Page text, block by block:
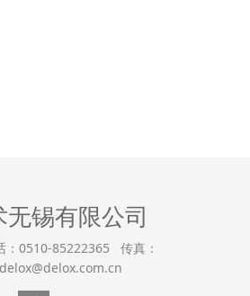
锡有限公司
：0510-85222365 传真：